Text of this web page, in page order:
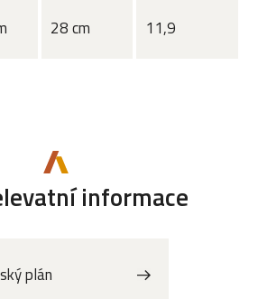
28 cm 11,9
informace
plán